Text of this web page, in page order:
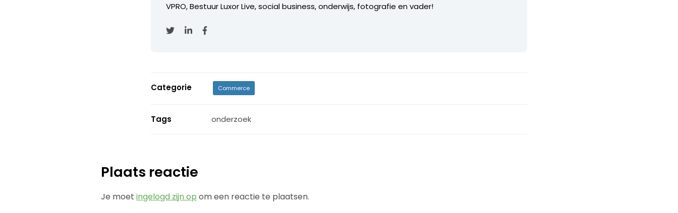
VPRO, Bestuur Luxor Live, social business, onderwijs, fotografie en vader!
Categorie Commerce
Tags onderzoek
Plaats reactie
Je moetingelogd zijn op om een reactie te plaatsen.